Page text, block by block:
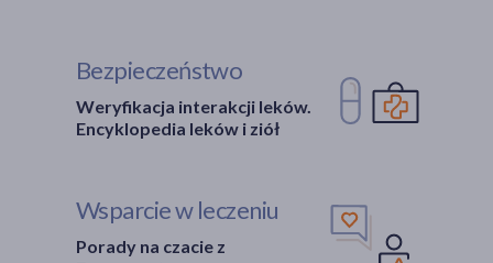
Bezpieczeństwo
Weryfikacja interakcji leków.
Encyklopedia leków i ziół
Wsparcie w leczeniu
Porady na czacie z